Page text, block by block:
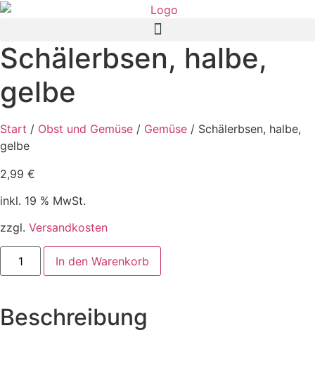
Zum
Schälerbsen, halbe,
gelbe
Start / Obst und Gemüse / Gemüse / Schälerbsen, halbe,
gelbe
2,99 €
inkl. 19 % MwSt.
zzgl. Versandkosten
Schälerbsen,
halbe,
gelbe
In den Warenkorb
Beschreibung